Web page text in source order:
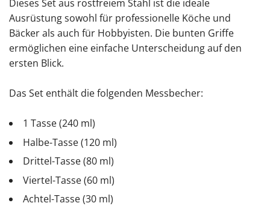
Dieses Set aus rostfreiem Stahl ist die ideale
Ausrüstung sowohl für professionelle Köche und
Bäcker als auch für Hobbyisten. Die bunten Griffe
ermöglichen eine einfache Unterscheidung auf den
ersten Blick.
Das Set enthält die folgenden Messbecher:
1 Tasse (240 ml)
Halbe-Tasse (120 ml)
Drittel-Tasse (80 ml)
Viertel-Tasse (60 ml)
Achtel-Tasse (30 ml)